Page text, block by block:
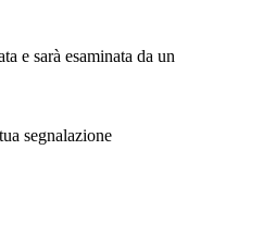
e sarà esaminata da un
segnalazione